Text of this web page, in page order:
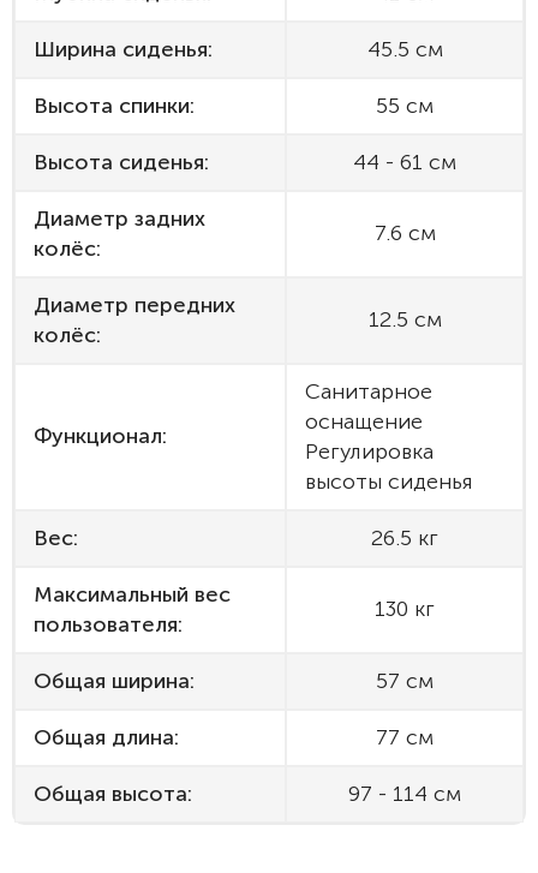
Ширина сиденья: 45.5 см
Высота спинки: 55 см
Высота сиденья: 44 - 61 см
Диаметр задних
колёс:
7.6 см
Диаметр передних
колёс:
12.5 см
Функционал:
Санитарное
оснащение
Регулировка
высоты сиденья
Вес: 26.5 кг
Максимальный вес
пользователя:
130 кг
Общая ширина: 57 см
Общая длина: 77 см
Общая высота: 97 - 114 см